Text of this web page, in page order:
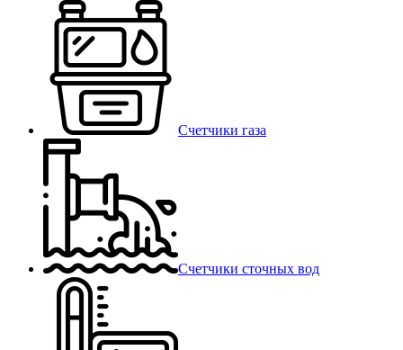
Счетчики газа
Счетчики сточных вод